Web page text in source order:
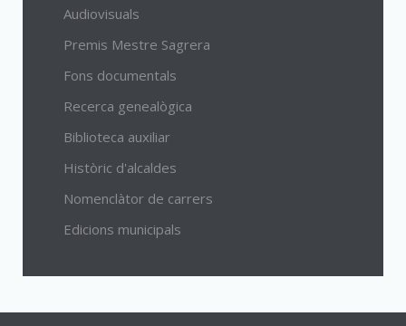
Audiovisuals
Premis Mestre Sagrera
Fons documentals
Recerca genealògica
Biblioteca auxiliar
Històric d'alcaldes
Nomenclàtor de carrers
Edicions municipals